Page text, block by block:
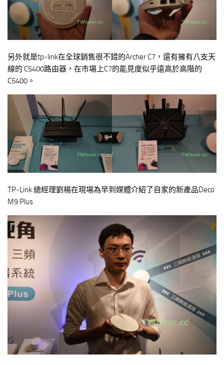
另外就是tp-link在全球銷售很不錯的Archer C7，還有擁有八支天
線的 C5400路由器，在市場上C7的能見度似乎遠高於高階的
C5400。
TP-Link 總經理劉楊在現場為早到媒體介紹了自家的新產品Deco
M9 Plus